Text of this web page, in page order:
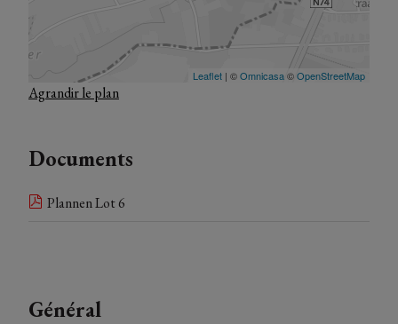
Agrandir le plan
Documents
Plannen Lot 6
Général